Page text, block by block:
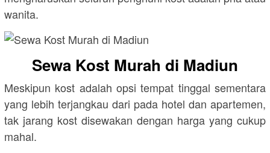
wanita.
Sewa Kost Murah di Madiun
Meskipun kost adalah opsi tempat tinggal sementara
yang lebih terjangkau dari pada hotel dan apartemen,
tak jarang kost disewakan dengan harga yang cukup
mahal.